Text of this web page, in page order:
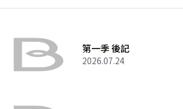
第一季 後記
2026.07.24